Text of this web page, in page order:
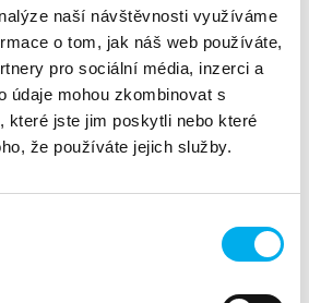
naší návštěvnosti využíváme
o tom, jak náš web používáte,
pro sociální média, inzerci a
údaje mohou zkombinovat s
které jste jim poskytli nebo které
že používáte jejich služby.
zboží a materiálu od výrobce
příležitosti u výrobce
projektové ceny.
zajistit:
a seminářů,
studií,
školení licenční politiky (on-